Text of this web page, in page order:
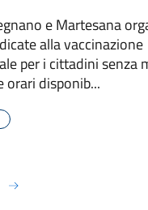
e Martesana
alla vaccinazione
per i cittadini senza
orari disponib...